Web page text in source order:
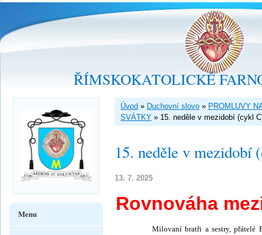
ŘÍMSKOKATOLICKÉ
Úvod » Duchovní slovo » PROMLUVY
SVÁTKY » 15. neděle v mezidobí (cykl
15. neděle v mezidobí
13. 7. 2025
Rovnováha
Milovaní bratři a sestry, přátelé
Menu